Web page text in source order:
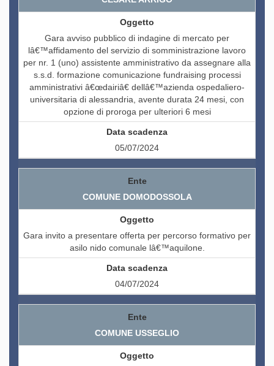
Gara avviso pubblico di indagine di mercato per
lâ€™affidamento del servizio di somministrazione lavoro
per nr. 1 (uno) assistente amministrativo da assegnare alla
s.s.d. formazione comunicazione fundraising processi
amministrativi â€œdairiâ€ dellâ€™azienda ospedaliero-
universitaria di alessandria, avente durata 24 mesi, con
opzione di proroga per ulteriori 6 mesi
05/07/2024
COMUNE DOMODOSSOLA
Gara invito a presentare offerta per percorso formativo per
asilo nido comunale lâ€™aquilone.
04/07/2024
COMUNE USSEGLIO